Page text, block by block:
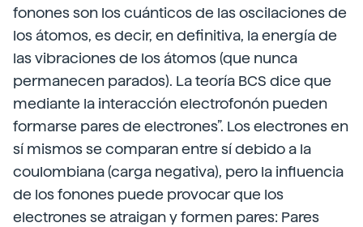
fonones son los cuánticos de las oscilaciones de
los átomos, es decir, en definitiva, la energía de
las vibraciones de los átomos (que nunca
permanecen parados). La teoría BCS dice que
mediante la interacción electrofonón pueden
formarse pares de electrones”. Los electrones en
sí mismos se comparan entre sí debido a la
coulombiana (carga negativa), pero la influencia
de los fonones puede provocar que los
electrones se atraigan y formen pares: Pares